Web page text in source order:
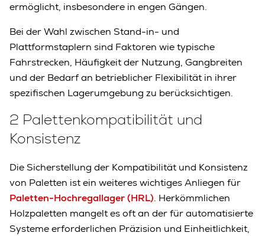
ermöglicht, insbesondere in engen Gängen.
Bei der Wahl zwischen Stand-in- und
Plattformstaplern sind Faktoren wie typische
Fahrstrecken, Häufigkeit der Nutzung, Gangbreiten
und der Bedarf an betrieblicher Flexibilität in ihrer
spezifischen Lagerumgebung zu berücksichtigen.
2 Palettenkompatibilität und
Konsistenz
Die Sicherstellung der Kompatibilität und Konsistenz
von Paletten ist ein weiteres wichtiges Anliegen für
Paletten-Hochregallager (HRL). Herkömmlichen
Holzpaletten mangelt es oft an der für automatisierte
Systeme erforderlichen Präzision und Einheitlichkeit,